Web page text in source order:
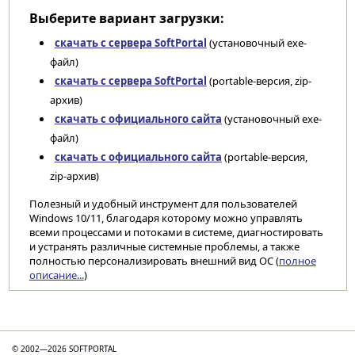
Выберите вариант загрузки:
скачать с сервера SoftPortal (установочный exe-
файл)
скачать с сервера SoftPortal (portable-версия, zip-
архив)
скачать с официального сайта (установочный exe-
файл)
скачать с официального сайта (portable-версия,
zip-архив)
Полезный и удобный инструмент для пользователей
Windows 10/11, благодаря которому можно управлять
всеми процессами и потоками в системе, диагностировать
и устранять различные системные проблемы, а также
полностью персонализировать внешний вид ОС (полное
описание...)
© 2002—2026 SOFTPORTAL